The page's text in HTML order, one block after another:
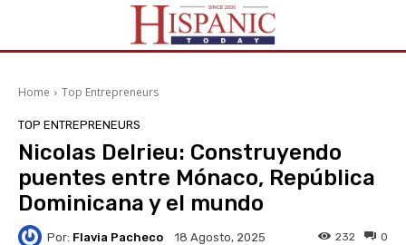
Home Top Entrepreneurs
TOP ENTREPRENEURS
Nicolas Delrieu: Construyendo
puentes entre Mónaco, República
Dominicana y el mundo
Por: Flavia Pacheco 18 Agosto, 2025 0
232